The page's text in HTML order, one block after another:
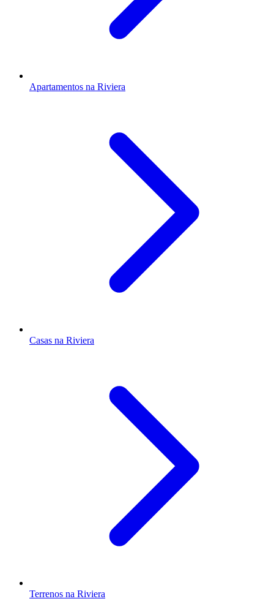
Apartamentos na Riviera
Casas na Riviera
Terrenos na Riviera